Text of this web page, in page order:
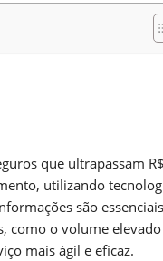
que ultrapassam
utilizando
são
como o volume
mais ágil e eficaz.